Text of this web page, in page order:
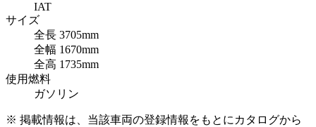
IAT
サイズ
全長 3705mm
全幅 1670mm
全高 1735mm
使用燃料
ガソリン
※ 掲載情報は、当該車両の登録情報をもとにカタログから